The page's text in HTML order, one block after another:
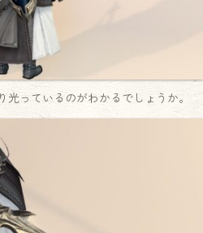
っているのがわかるでしょうか。